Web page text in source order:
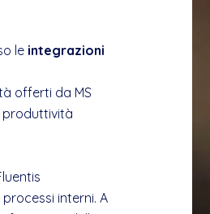
le integrazioni
offerti da MS
produttività
interni. A